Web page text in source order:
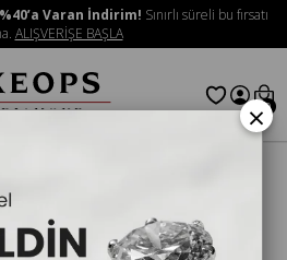
Varan İndirim! Sınırlı süreli bu fırsatı
ALIŞVERİŞE BAŞLA
0
×